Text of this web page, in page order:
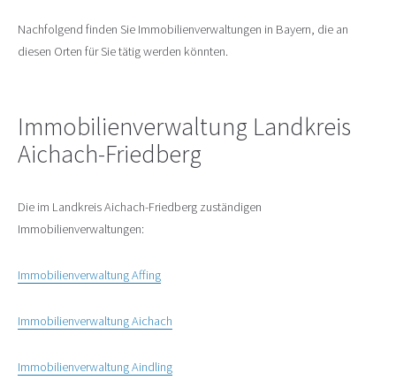
Nachfolgend finden Sie Immobilienverwaltungen in Bayern, die an
diesen Orten für Sie tätig werden könnten.
Immobilienverwaltung Landkreis
Aichach-Friedberg
Die im Landkreis Aichach-Friedberg zuständigen
Immobilienverwaltungen:
Immobilienverwaltung Affing
Immobilienverwaltung Aichach
Immobilienverwaltung Aindling